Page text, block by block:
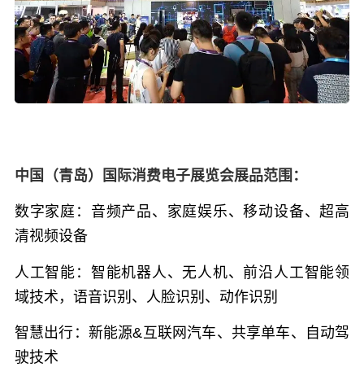
中国（青岛）国际消费电子展览会展品范围：
数字家庭： 音频产品、家庭娱乐、移动设备、超高
清视频设备
人工智能： 智能机器人、无人机、前沿人工智能领
域技术，语音识别、人脸识别、动作识别
智慧出行： 新能源&互联网汽车、共享单车、自动驾
驶技术